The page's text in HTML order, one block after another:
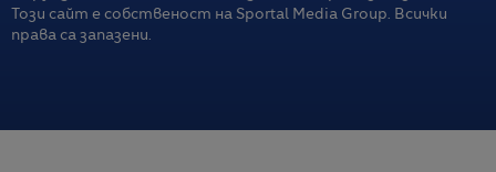
Този сайт е собственост на Sportal Media Group. Всички
права са запазени.